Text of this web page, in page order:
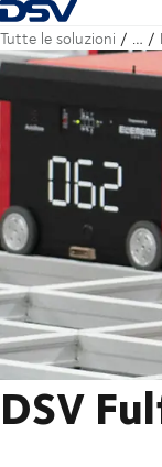
Torna alla
Tutte le soluzioni …
DSV